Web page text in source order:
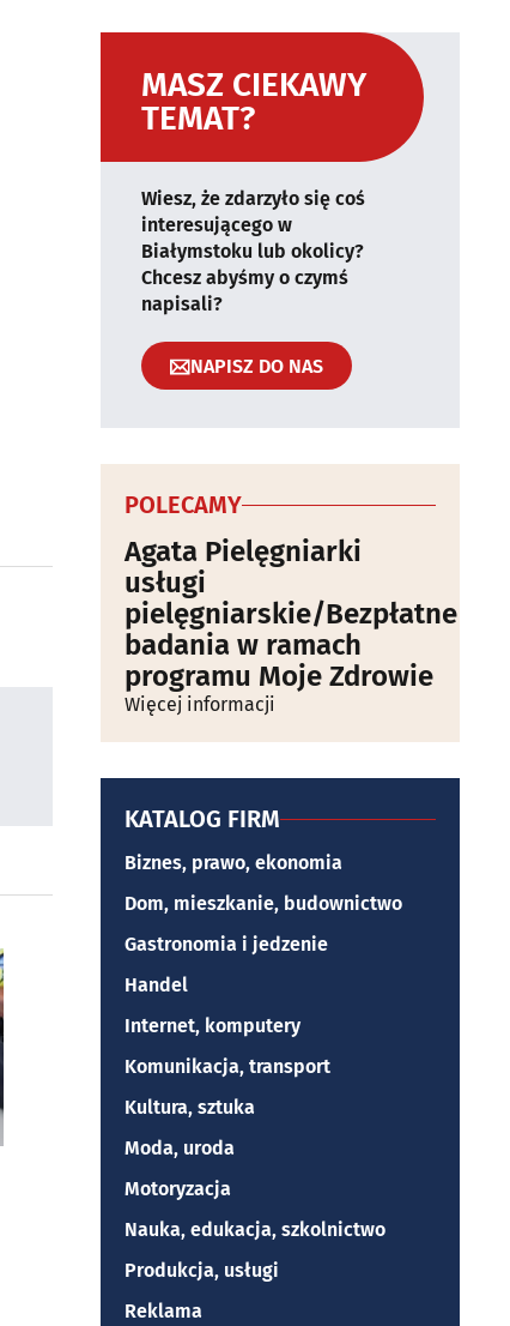
MASZ CIEKAWY
TEMAT?
Wiesz, że zdarzyło się coś
interesującego w
Białymstoku lub okolicy?
Chcesz abyśmy o czymś
napisali?
NAPISZ DO NAS
POLECAMY
Agata Pielęgniarki
usługi
pielęgniarskie/Bezpłatne
badania w ramach
programu Moje Zdrowie
Więcej informacji
KATALOG FIRM
Biznes, prawo, ekonomia
Dom, mieszkanie, budownictwo
Gastronomia i jedzenie
Handel
Internet, komputery
Komunikacja, transport
Kultura, sztuka
Moda, uroda
Motoryzacja
Nauka, edukacja, szkolnictwo
Produkcja, usługi
Reklama